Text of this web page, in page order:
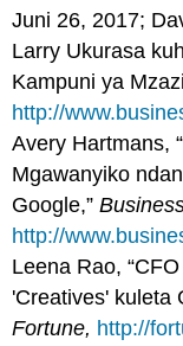
Juni 26, 2017;
Larry Ukurasa
Kampuni ya
http://
Avery Hartmans,
Mgawanyiko
Google,”
http://
Leena Rao,
'Creatives' kuleta
Fortune, http://